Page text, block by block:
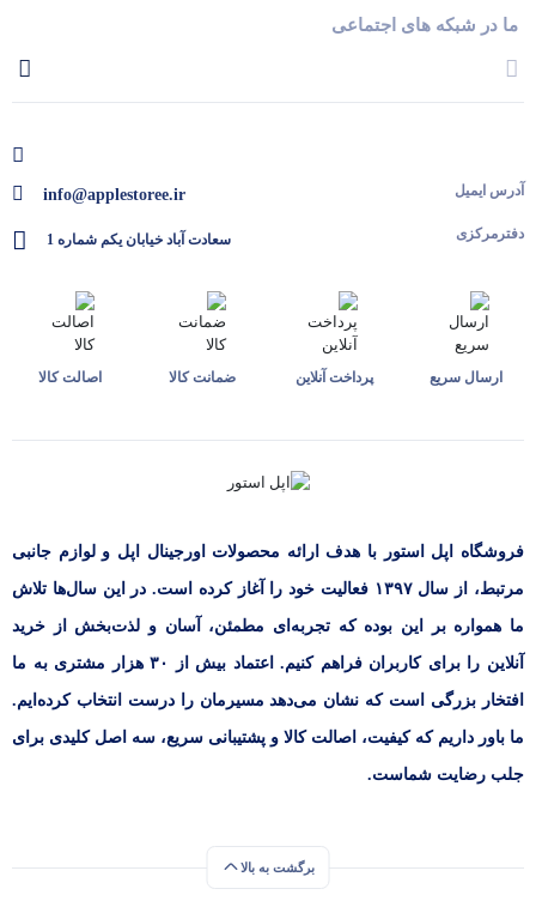
ما در شبکه های اجتماعی
آدرس ایمیل
دفترمرکزی
info@applestoree.ir
سعادت آباد خیابان یکم شماره 1
ارسال سریع پرداخت آنلاین ضمانت کالا اصالت کالا
فروشگاه اپل استور با هدف ارائه‌ محصولات اورجینال اپل و لوازم جانبی
مرتبط، از سال ۱۳۹۷ فعالیت خود را آغاز کرده است. در این سال‌ها تلاش
ما همواره بر این بوده که تجربه‌ای مطمئن، آسان و لذت‌بخش از خرید
آنلاین را برای کاربران فراهم کنیم. اعتماد بیش از ۳۰ هزار مشتری به ما
افتخار بزرگی است که نشان می‌دهد مسیرمان را درست انتخاب کرده‌ایم.
ما باور داریم که کیفیت، اصالت کالا و پشتیبانی سریع، سه اصل کلیدی برای
جلب رضایت شماست.
برگشت به بالا